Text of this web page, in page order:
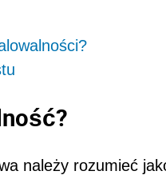
należy rozumieć